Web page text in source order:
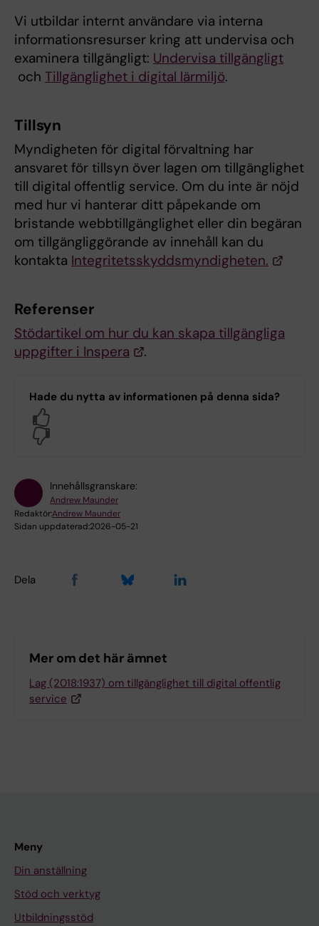
Vi utbildar internt användare via interna
informationsresurser kring att undervisa och
examinera tillgängligt: Undervisa tillgängligt
och Tillgänglighet i digital lärmiljö.
Tillsyn
Myndigheten för digital förvaltning har
ansvaret för tillsyn över lagen om tillgänglighet
till digital offentlig service. Om du inte är nöjd
med hur vi hanterar ditt påpekande om
bristande webbtillgänglighet eller din begäran
om tillgängliggörande av innehåll kan du
kontakta Integritetsskyddsmyndigheten.
Referenser
Stödartikel om hur du kan skapa tillgängliga
uppgifter i Inspera
.
Hade du nytta av informationen på denna sida?
Innehållsgranskare:
Andrew Maunder
Redaktör:Andrew Maunder
Sidan uppdaterad:2026-05-21
Dela
Mer om det här ämnet
Lag (2018:1937) om tillgänglighet till digital offentlig
service
Meny
Din anställning
Stöd och verktyg
Utbildningsstöd